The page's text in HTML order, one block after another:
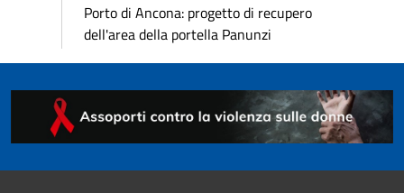
Porto di Ancona: progetto di recupero
dell'area della portella Panunzi